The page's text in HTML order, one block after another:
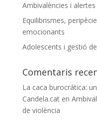
Ambivalències i
Equilibrismes,
emocionants
Adolescents i gestió
Comentaris
La caca burocrática:
Candela.caten
de violència